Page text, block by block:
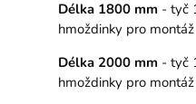
Délka 1800 mm - tyč
hmoždinky pro montáž
Délka 2000 mm - tyč
hmoždinky pro montáž